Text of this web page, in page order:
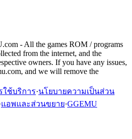
- All the games ROM / programs
from the internet, and the
owners. If you have any issues,
, and we will remove the
ช้บริการ·นโยบายความเป็นส่วน
แอพและส่วนขยาย·GGEMU